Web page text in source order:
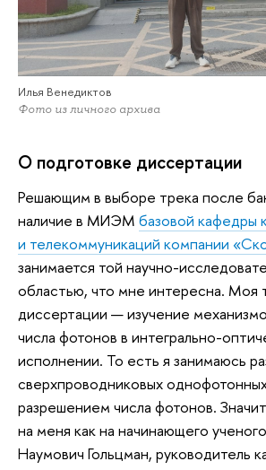
Илья Венедиктов
Фото из личного архива
О подготовке диссертации
Решающим в выборе трека после
наличие в МИЭМ базовой кафедры
и телекоммуникаций компании
занимается той научно-
областью, что мне интересна. Моя
диссертации — изучение
числа фотонов в интегрально-
исполнении. То есть я занимаюсь
сверхпроводниковых
разрешением числа фотонов.
на меня как на начинающего
Наумович Гольцман, руководитель